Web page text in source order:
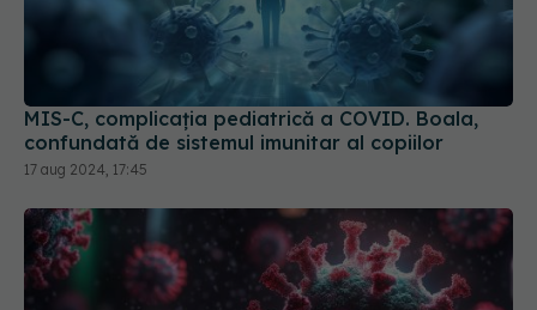
MIS-C, complicația pediatrică a COVID. Boala,
confundată de sistemul imunitar al copiilor